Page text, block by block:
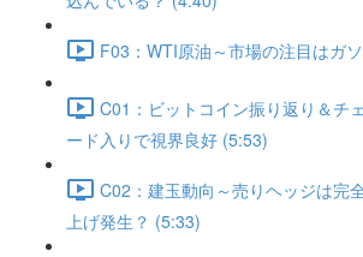
F03：WTI原油～市場の注目はガ
C01：ビットコイン振り返り＆チ
ード入りで視界良好 (5:53)
C02：建玉動向～売りヘッジは完
上げ発生？ (5:33)